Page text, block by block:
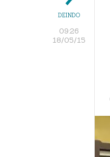
DEINDO
09:26
18/05/15